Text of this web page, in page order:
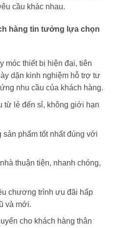
cầu khác nhau.
hàng tin tưởng lựa chọn
móc thiết bị hiện đại, tiên
dặn kinh nghiệm hỗ trợ tư
nhu cầu của khách hàng.
từ lẻ đến sỉ, không giới hạn
phẩm tốt nhất đúng với
thuận tiện, nhanh chóng,
chương trình ưu đãi hấp
và mới.
cho khách hàng thân